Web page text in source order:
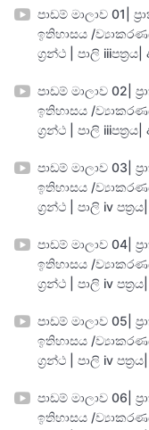
පාඩම් මාලාව 01|
ඉතිහාසය /
ග්‍රන්ථ | පාලි
පාඩම් මාලාව 02|
ඉතිහාසය /
ග්‍රන්ථ | පාලි
පාඩම් මාලාව 03|
ඉතිහාසය /
ග්‍රන්ථ | පාලි iv
පාඩම් මාලාව 04|
ඉතිහාසය /
ග්‍රන්ථ | පාලි iv
පාඩම් මාලාව 05|
ඉතිහාසය /
ග්‍රන්ථ | පාලි iv
පාඩම් මාලාව 06|
ඉතිහාසය /